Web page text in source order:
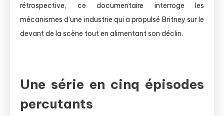
rétrospective, ce documentaire interroge les
mécanismes d’une industrie qui a propulsé Britney sur le
devant de la scène tout en alimentant son déclin.
Une série en cinq épisodes
percutants